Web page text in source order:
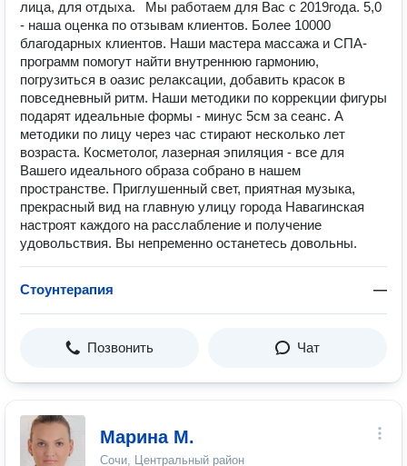
лица, для отдыха. Мы работаем для Вас с 2019года. 5,0
- наша оценка по отзывам клиентов. Более 10000
благодарных клиентов. Наши мастера массажа и СПА-
программ помогут найти внутреннюю гармонию,
погрузиться в оазис релаксации, добавить красок в
повседневный ритм. Наши методики по коррекции фигуры
подарят идеальные формы - минус 5см за сеанс. А
методики по лицу через час стирают несколько лет
возраста. Косметолог, лазерная эпиляция - все для
Вашего идеального образа собрано в нашем
пространстве. Приглушенный свет, приятная музыка,
прекрасный вид на главную улицу города Навагинская
настроят каждого на расслабление и получение
удовольствия. Вы непременно останетесь довольны.
Стоунтерапия —
Позвонить Чат
Марина М.
Сочи, Центральный район